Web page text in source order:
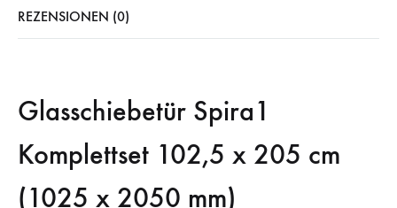
REZENSIONEN (0)
Glasschiebetür Spira1
Komplettset 102,5 x 205 cm
(1025 x 2050 mm)